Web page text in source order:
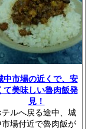
中市場の近くで、安
て美味しい魯肉飯発
見！
テルへ戻る途中、城
市場付近で魯肉飯が